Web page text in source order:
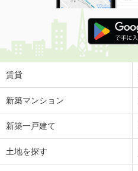
賃貸
新築マンション
新築一戸建て
土地を探す